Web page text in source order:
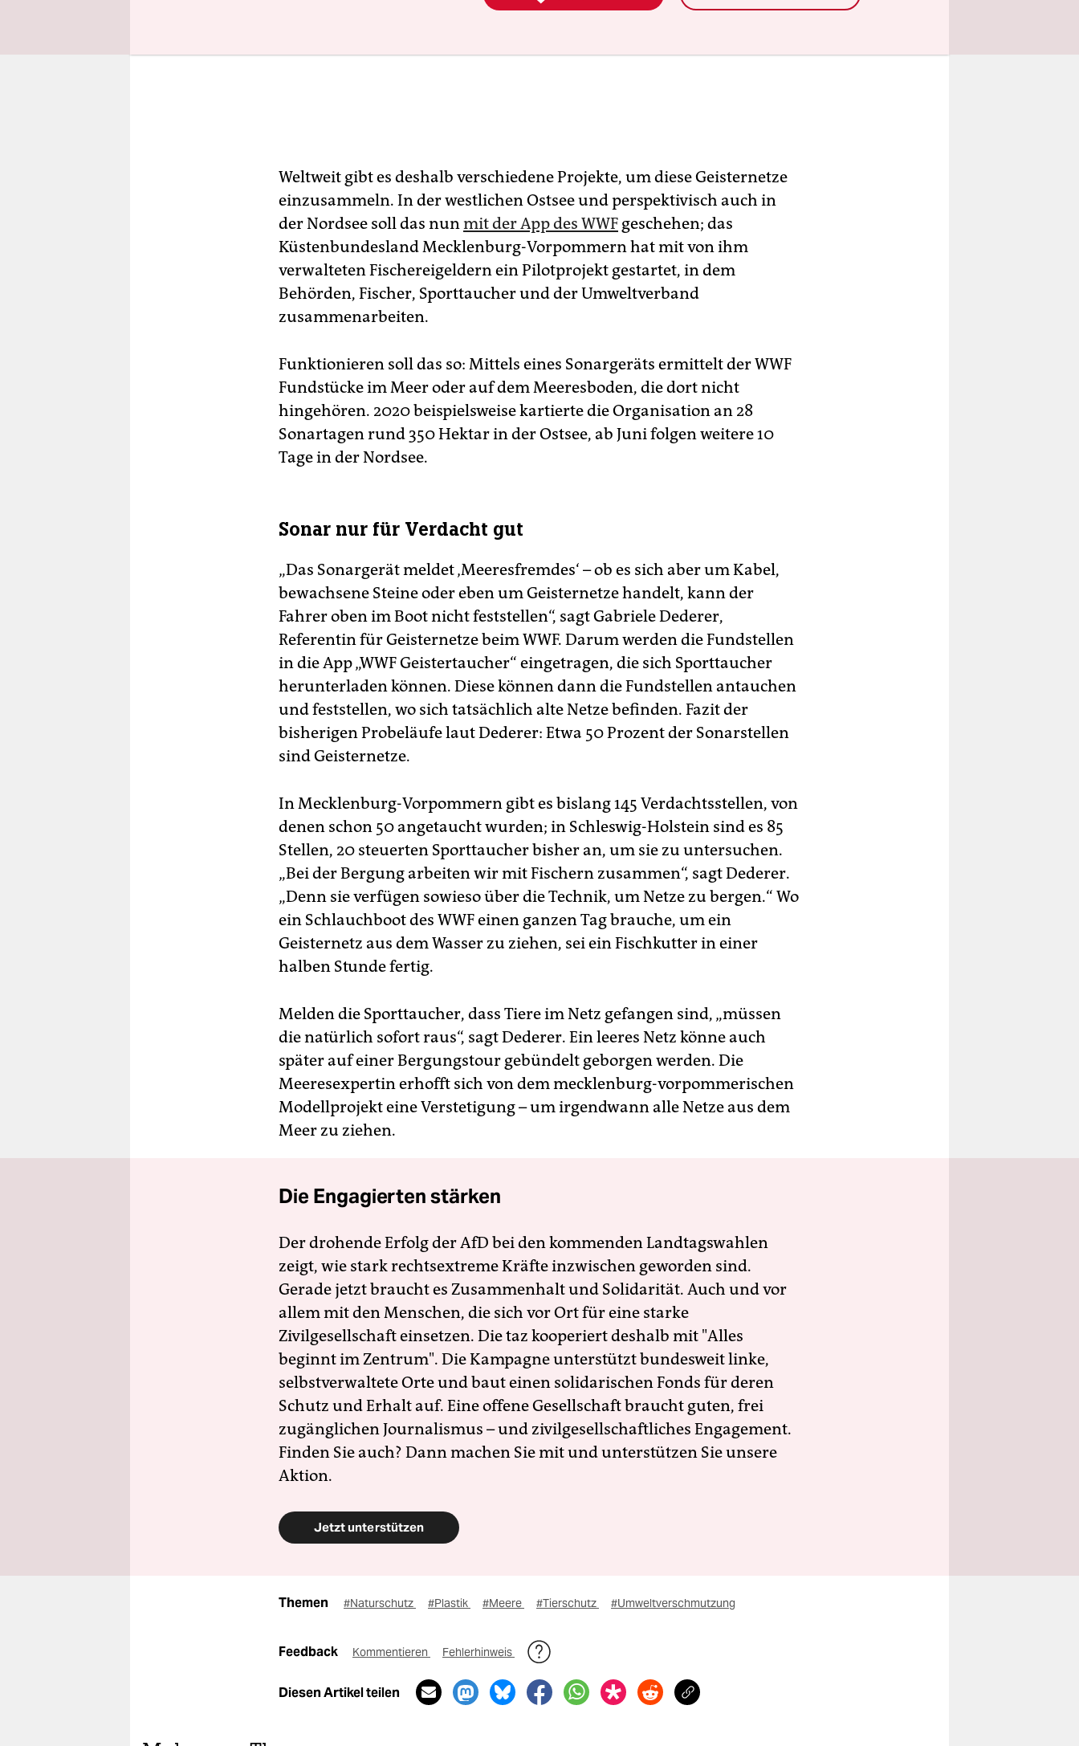
Weltweit gibt es deshalb verschiedene Projekte, um diese Geisternetze
einzusammeln. In der westlichen Ostsee und perspektivisch auch in
der Nordsee soll das nunmit der App des WWF geschehen; das
Küstenbundesland Mecklenburg-Vorpommern hat mit von ihm
verwalteten Fischereigeldern ein Pilotprojekt gestartet, in dem
Behörden, Fischer, Sporttaucher und der Umweltverband
zusammenarbeiten.
Funktionieren soll das so: Mittels eines Sonargeräts ermittelt der WWF
Fundstücke im Meer oder auf dem Meeresboden, die dort nicht
hingehören. 2020 beispielsweise kartierte die Organisation an 28
Sonartagen rund 350 Hektar in der Ostsee, ab Juni folgen weitere 10
Tage in der Nordsee.
Sonar nur für Verdacht gut
„Das Sonargerät meldet ‚Meeresfremdes‘ – ob es sich aber um Kabel,
bewachsene Steine oder eben um Geisternetze handelt, kann der
Fahrer oben im Boot nicht feststellen“, sagt Gabriele Dederer,
Referentin für Geisternetze beim WWF. Darum werden die Fundstellen
in die App „WWF Geistertaucher“ eingetragen, die sich Sporttaucher
herunterladen können. Diese können dann die Fundstellen antauchen
und feststellen, wo sich tatsächlich alte Netze befinden. Fazit der
bisherigen Probeläufe laut Dederer: Etwa 50 Prozent der Sonarstellen
sind Geisternetze.
In Mecklenburg-Vorpommern gibt es bislang 145 Verdachtsstellen, von
denen schon 50 angetaucht wurden; in Schleswig-Holstein sind es 85
Stellen, 20 steuerten Sporttaucher bisher an, um sie zu untersuchen.
„Bei der Bergung arbeiten wir mit Fischern zusammen“, sagt Dederer.
„Denn sie verfügen sowieso über die Technik, um Netze zu bergen.“ Wo
ein Schlauchboot des WWF einen ganzen Tag brauche, um ein
Geisternetz aus dem Wasser zu ziehen, sei ein Fischkutter in einer
halben Stunde fertig.
Melden die Sporttaucher, dass Tiere im Netz gefangen sind, „müssen
die natürlich sofort raus“, sagt Dederer. Ein leeres Netz könne auch
später auf einer Bergungstour gebündelt geborgen werden. Die
Meeresexpertin erhofft sich von dem mecklenburg-vorpommerischen
Modellprojekt eine Verstetigung – um irgendwann alle Netze aus dem
Meer zu ziehen.
Die Engagierten stärken
Der drohende Erfolg der AfD bei den kommenden Landtagswahlen
zeigt, wie stark rechtsextreme Kräfte inzwischen geworden sind.
Gerade jetzt braucht es Zusammenhalt und Solidarität. Auch und vor
allem mit den Menschen, die sich vor Ort für eine starke
Zivilgesellschaft einsetzen. Die taz kooperiert deshalb mit "Alles
beginnt im Zentrum". Die Kampagne unterstützt bundesweit linke,
selbstverwaltete Orte und baut einen solidarischen Fonds für deren
Schutz und Erhalt auf. Eine offene Gesellschaft braucht guten, frei
zugänglichen Journalismus – und zivilgesellschaftliches Engagement.
Finden Sie auch? Dann machen Sie mit und unterstützen Sie unsere
Aktion.
Jetzt unterstützen
Themen #Naturschutz #Plastik #Meere #Tierschutz #Umweltverschmutzung
Feedback Kommentieren Fehlerhinweis
Diesen Artikel teilen